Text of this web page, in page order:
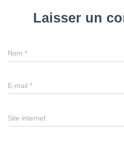
Laisser un
Nom *
E-mail *
Site internet